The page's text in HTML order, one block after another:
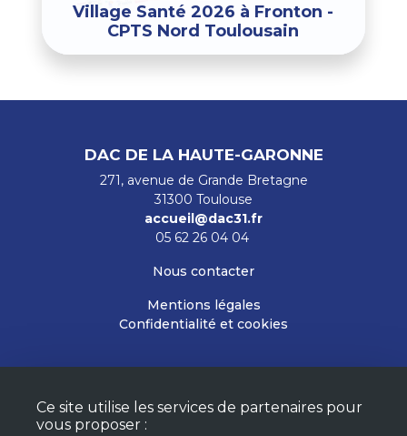
Village Santé 2026 à Fronton -
CPTS Nord Toulousain
DAC DE LA HAUTE-GARONNE
271, avenue de Grande Bretagne
31300 Toulouse
accueil@dac31.fr
05 62 26 04 04
Nous contacter
Mentions légales
Confidentialité et cookies
M'ABONNER À LA NEWSLETTER
Ce site utilise les services de partenaires pour
vous proposer :